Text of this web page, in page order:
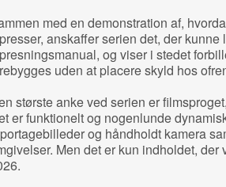
med en demonstration af,
anskaffer serien det, der kunne
og viser i stedet
uden at placere skyld hos
største anke ved serien er
er funktionelt og nogenlunde
og håndholdt kamera
Men det er kun indholdet, der